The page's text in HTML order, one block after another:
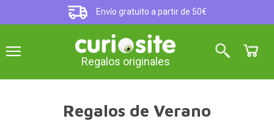
Envío gratuito a partir de 50€
Regalos originales
Regalos de Verano